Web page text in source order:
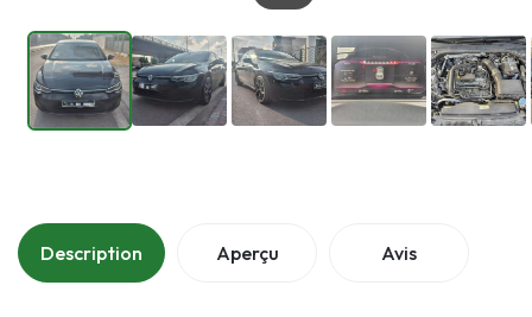
Description Aperçu Avis